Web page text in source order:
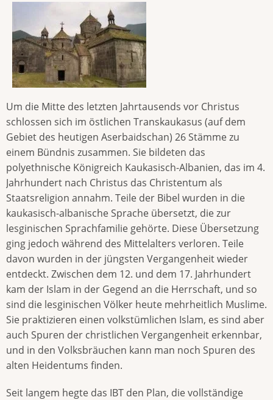
Um die Mitte des letzten Jahrtausends vor Christus
schlossen sich im östlichen Transkaukasus (auf dem
Gebiet des heutigen Aserbaidschan) 26 Stämme zu
einem Bündnis zusammen. Sie bildeten das
polyethnische Königreich Kaukasisch-Albanien, das im 4.
Jahrhundert nach Christus das Christentum als
Staatsreligion annahm. Teile der Bibel wurden in die
kaukasisch-albanische Sprache übersetzt, die zur
lesginischen Sprachfamilie gehörte. Diese Übersetzung
ging jedoch während des Mittelalters verloren. Teile
davon wurden in der jüngsten Vergangenheit wieder
entdeckt. Zwischen dem 12. und dem 17. Jahrhundert
kam der Islam in der Gegend an die Herrschaft, und so
sind die lesginischen Völker heute mehrheitlich Muslime.
Sie praktizieren einen volkstümlichen Islam, es sind aber
auch Spuren der christlichen Vergangenheit erkennbar,
und in den Volksbräuchen kann man noch Spuren des
alten Heidentums finden.
Seit langem hegte das IBT den Plan, die vollständige